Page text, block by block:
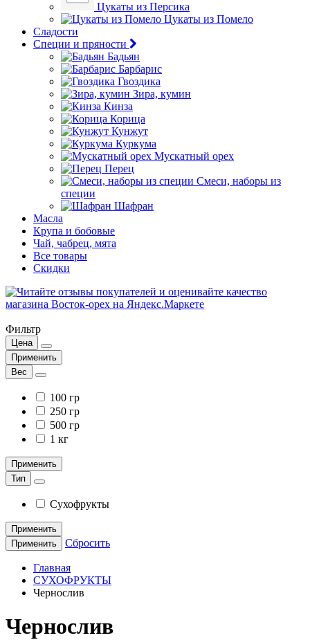
Цукаты из Персика
Цукаты из Помело
Сладости
Специи и пряности
Бадьян
Барбарис
Гвоздика
Зира, кумин
Кинза
Корица
Кунжут
Куркума
Мускатный орех
Перец
Смеси, наборы из
специи
Шафран
Масла
Крупа и бобовые
Чай, чабрец, мята
Все товары
Скидки
Фильтр
Цена
Применить
Вес
100 гр
250 гр
500 гр
1 кг
Применить
Тип
Сухофрукты
Применить
Применить
Сбросить
Главная
СУХОФРУКТЫ
Чернослив
Чернослив